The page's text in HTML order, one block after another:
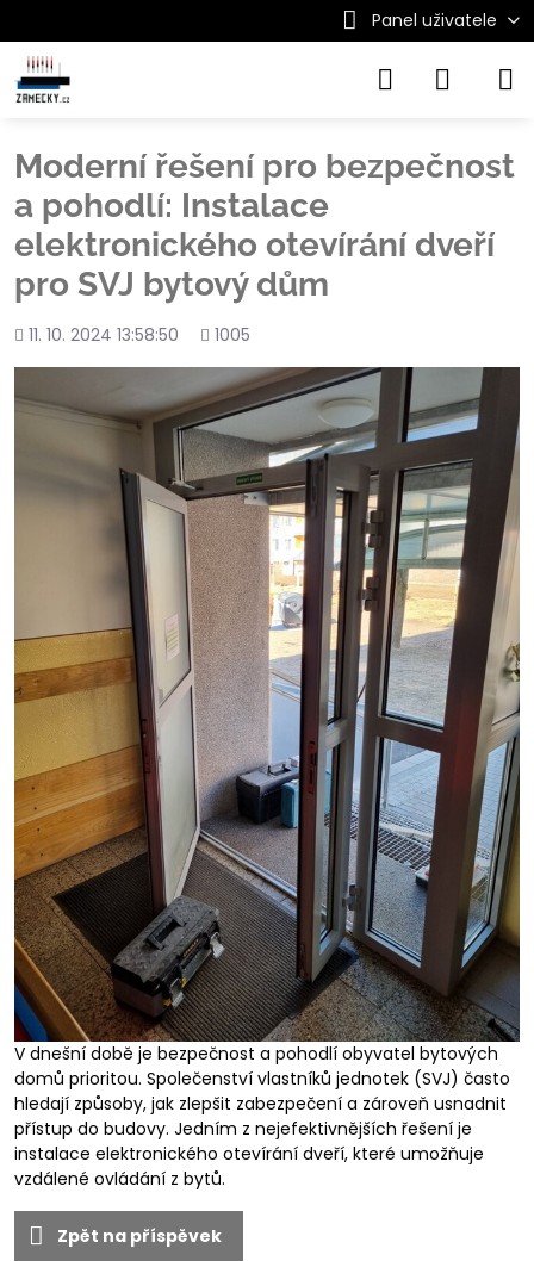
Panel uživatele
Moderní řešení pro bezpečnost
a pohodlí: Instalace
elektronického otevírání dveří
pro SVJ bytový dům
Přidáno
11. 10. 2024 13:58:50
Počet
1005
V dnešní době je bezpečnost a pohodlí obyvatel bytových
domů prioritou. Společenství vlastníků jednotek (SVJ) často
hledají způsoby, jak zlepšit zabezpečení a zároveň usnadnit
přístup do budovy. Jedním z nejefektivnějších řešení je
instalace elektronického otevírání dveří, které umožňuje
vzdálené ovládání z bytů.
Zpět na příspěvek